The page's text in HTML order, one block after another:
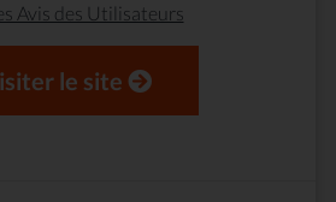
Avis des Utilisateurs
le site